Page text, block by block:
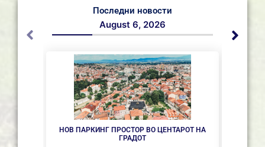
Последни новости
НОВ ПАРКИНГ ПРОСТОР ВО ЦЕНТАРОТ НА
ГРАДОТ
August 6, 2026